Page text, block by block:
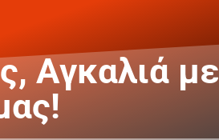
Αγκαλιά με